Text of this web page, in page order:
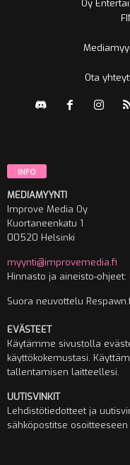
Oy
Ota
INFO
MEDIAMYYNTI
Improve Media Oy
Kuortaneenkatu 1
00520 Helsinki
myynti@improvemedia.fi
Hinnasto ja aineisto-ohjeet:
Suora neuvottelu
EVÄSTEET
Käytämme sivustolla
käyttökokemustasi.
tallentamisen laitteellesi.
UUTISVINKIT
Lehdistötiedotteet ja
sähköpostitse osoitteeseen